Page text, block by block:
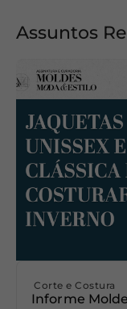
Assuntos
Corte e Costura
Informe